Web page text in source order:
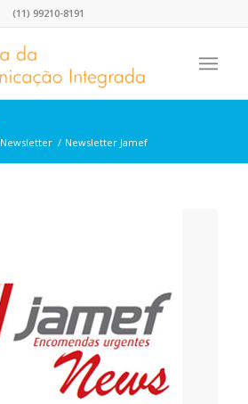
(11) 99210-8191
Newsletter / Newsletter Jamef